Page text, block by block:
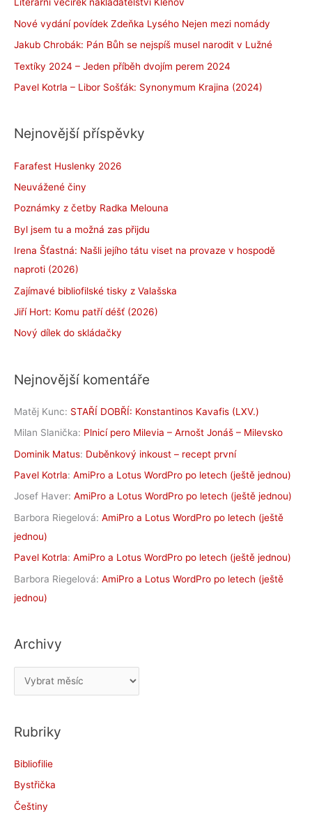
Literární večírek nakladatelství Klenov
Nové vydání povídek Zdeňka Lysého Nejen mezi nomády
Jakub Chrobák: Pán Bůh se nejspíš musel narodit v Lužné
Textíky 2024 – Jeden příběh dvojím perem 2024
Pavel Kotrla – Libor Sošťák: Synonymum Krajina (2024)
Nejnovější příspěvky
Farafest Huslenky 2026
Neuvážené činy
Poznámky z četby Radka Melouna
Byl jsem tu a možná zas přijdu
Irena Šťastná: Našli jejího tátu viset na provaze v hospodě
naproti (2026)
Zajímavé bibliofilské tisky z Valašska
Jiří Hort: Komu patří déšť (2026)
Nový dílek do skládačky
Nejnovější komentáře
Matěj Kunc: STAŘÍ DOBŘÍ: Konstantinos Kavafis (LXV.)
Milan Slanička: Plnicí pero Milevia – Arnošt Jonáš – Milevsko
Dominik Matus: Duběnkový inkoust – recept první
Pavel Kotrla: AmiPro a Lotus WordPro po letech (ještě jednou)
Josef Haver: AmiPro a Lotus WordPro po letech (ještě jednou)
Barbora Riegelová: AmiPro a Lotus WordPro po letech (ještě
jednou)
Pavel Kotrla: AmiPro a Lotus WordPro po letech (ještě jednou)
Barbora Riegelová: AmiPro a Lotus WordPro po letech (ještě
jednou)
Archivy
r
h
v
y
Rubriky
Bibliofilie
Bystřička
Češtiny